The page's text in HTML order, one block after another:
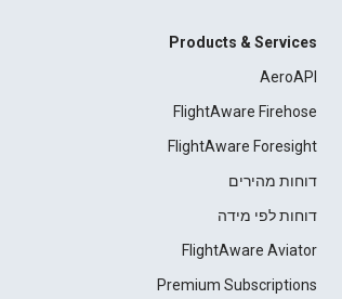
Products & Services
AeroAPI
FlightAware Firehose
FlightAware Foresight
דוחות מהירים
דוחות לפי מידה
FlightAware Aviator
Premium Subscriptions